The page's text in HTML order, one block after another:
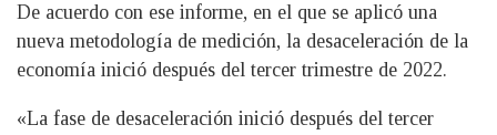
De acuerdo con ese informe, en el que se aplicó una
nueva metodología de medición, la desaceleración de la
economía inició después del tercer trimestre de 2022.
«La fase de desaceleración inició después del tercer